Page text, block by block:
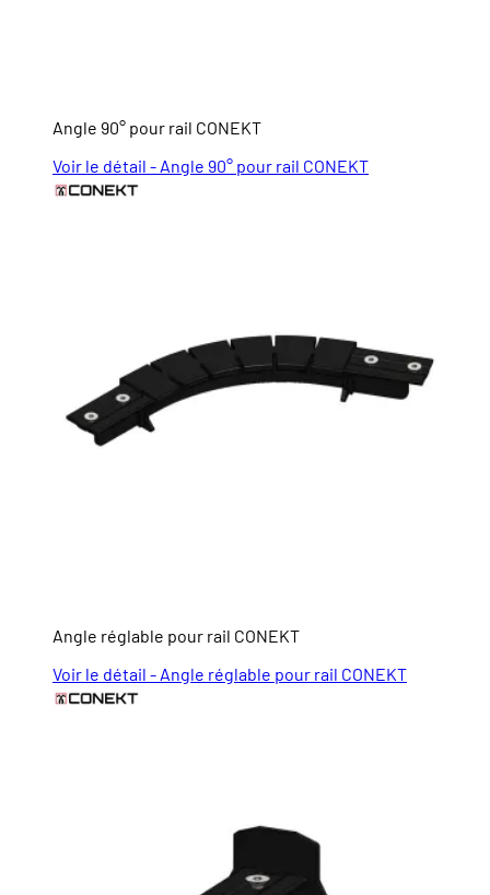
Angle 90° pour rail CONEKT
Voir le détail - Angle 90° pour rail CONEKT
Angle réglable pour rail CONEKT
Voir le détail - Angle réglable pour rail CONEKT